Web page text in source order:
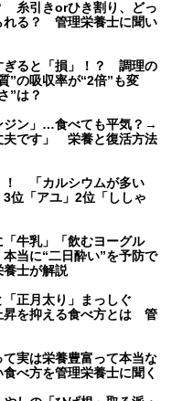
糸引きorひき割り、どっ
れる？ 管理栄養士に聞い
ぎると「損」！？ 調理の
”の吸収率が“2倍”も変
”は？
ジン」…食べても平気？→
夫です」 栄養と復活方法
！ 「カルシウムが多い
位「アユ」2位「ししゃ
「牛乳」「飲むヨーグル
本当に“二日酔い”を予防で
士が解説
正月太り」まっしぐ
を抑える食べ方とは 管
て実は栄養豊富って本当な
べ方を管理栄養士に聞く